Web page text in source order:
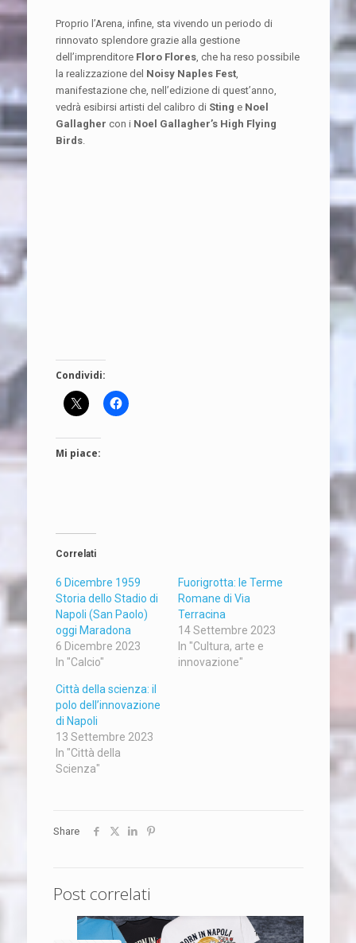
Proprio l’Arena, infine, sta vivendo un periodo di
rinnovato splendore grazie alla gestione
dell’imprenditore Floro Flores, che ha reso possibile
la realizzazione del Noisy Naples Fest,
manifestazione che, nell’edizione di quest’anno,
vedrà esibirsi artisti del calibro di Sting e Noel
Gallagher con i Noel Gallagher’s High Flying
Birds.
Condividi:
Mi piace:
Correlati
6 Dicembre 1959
Storia dello Stadio di
Napoli (San Paolo)
oggi Maradona
6 Dicembre 2023
In "Calcio"
Fuorigrotta: le Terme
Romane di Via
Terracina
14 Settembre 2023
In "Cultura, arte e
innovazione"
Città della scienza: il
polo dell’innovazione
di Napoli
13 Settembre 2023
In "Città della
Scienza"
Share
Post correlati